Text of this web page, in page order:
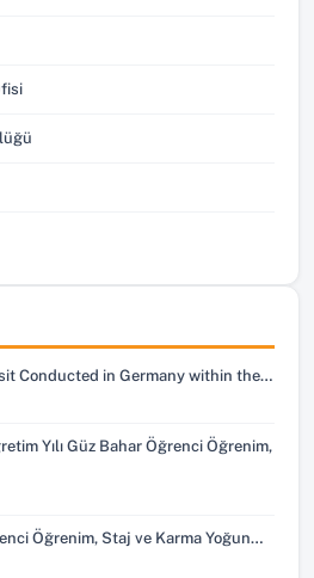
Conducted in Germany within the…
Yılı Güz Bahar Öğrenci Öğrenim,
Öğrenim, Staj ve Karma Yoğun…